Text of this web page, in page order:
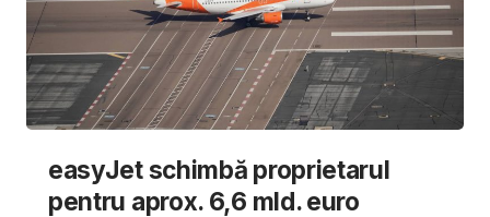
easyJet schimbă proprietarul
pentru aprox. 6,6 mld. euro